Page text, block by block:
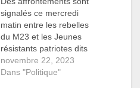
signalés ce mercredi
matin entre les rebelles
du M23 et les Jeunes
résistants patriotes dits
wazalendo sur deux
lignes des fronts dans
novembre 22, 2023
Dans "Politique"